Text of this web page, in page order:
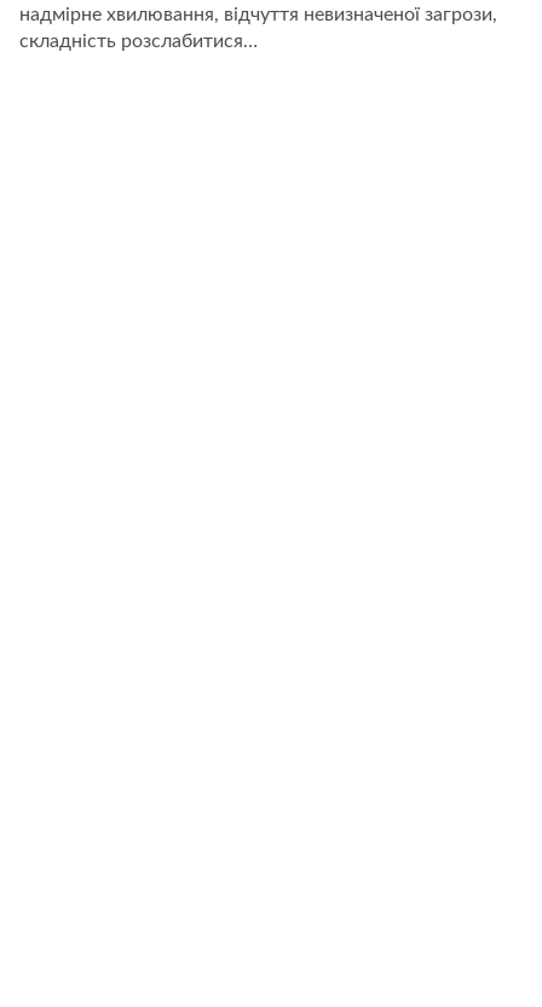
надмірне хвилювання, відчуття невизначеної загрози,
складність розслабитися…